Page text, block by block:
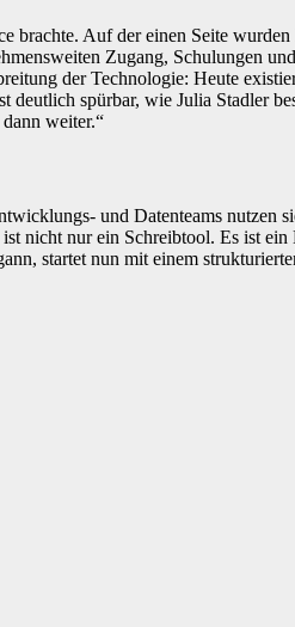
brachte. Auf der einen Seite
Zugang, Schulungen
der Technologie: Heute
spürbar, wie Julia Stadler
weiter.“
und Datenteams nutzen
nicht nur ein Schreibtool. Es ist
startet nun mit einem